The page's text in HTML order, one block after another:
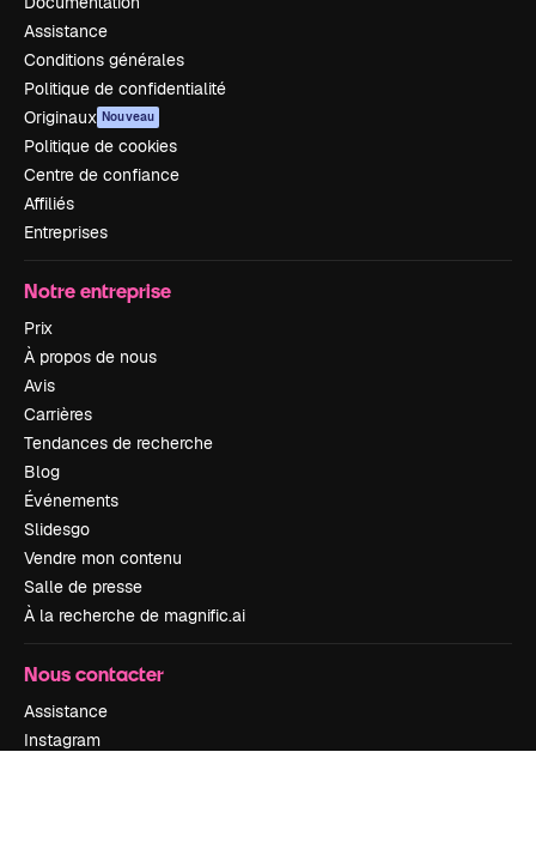
Assistance
Conditions générales
Politique de confidentialité
Originaux Nouveau
Politique de cookies
Centre de confiance
Affiliés
Entreprises
Notre entreprise
Prix
À propos de nous
Avis
Carrières
Tendances de recherche
Blog
Événements
Slidesgo
Vendre mon contenu
Salle de presse
À la recherche de magnific.ai
Nous contacter
Assistance
Instagram